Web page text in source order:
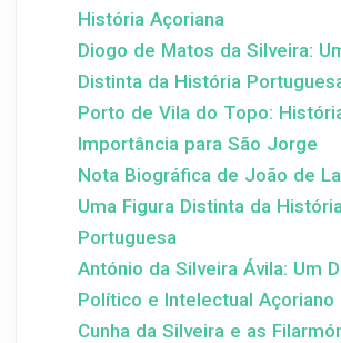
História Açoriana
Diogo de Matos da Silveira:
Distinta da História
Porto de Vila do Topo:
Importância para São Jorge
Nota Biográfica de João de
Uma Figura Distinta da
Portuguesa
António da Silveira Ávila: Um
Político e Intelectual Açoriano
Cunha da Silveira e as